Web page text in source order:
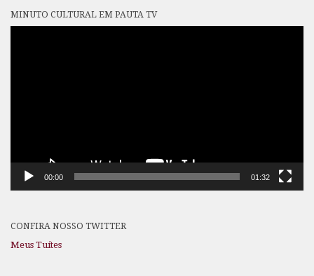
MINUTO CULTURAL EM PAUTA TV
00:00 01:32
CONFIRA NOSSO TWITTER
Meus Tuítes